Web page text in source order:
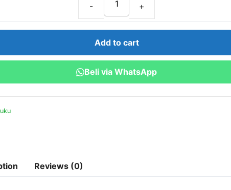
Strategi
Penguatan
Z
dalam
Add to cart
Beli via WhatsApp
Reviews (0)